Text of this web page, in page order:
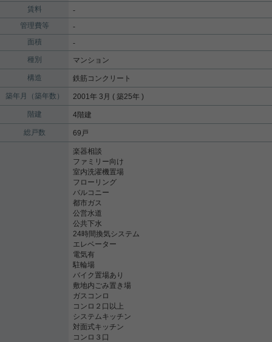
賃料
-
管理費等
-
面積
-
種別
マンション
構造 鉄筋コンクリート
築年月（築年数） 2001年 3月 ( 築25年 )
階建 4階建
総戸数 69戸
楽器相談
ファミリー向け
室内洗濯機置場
フローリング
バルコニー
都市ガス
公営水道
公共下水
24時間換気システム
エレベーター
電気有
駐輪場
バイク置場あり
敷地内ごみ置き場
ガスコンロ
コンロ２口以上
システムキッチン
対面式キッチン
コンロ３口